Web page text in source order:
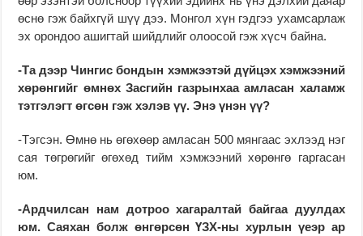
өснө гэж байхгүй шүү дээ. Монгол хүн гэдгээ ухамсарлаж
эх орондоо ашигтай шийдлийг олоосой гэж хүсч байна.
-Та дээр Чингис бондын хэмжээтэй дүйцэх хэмжээний
хөрөнгийг өмнөх Засгийн газрынхаа амласан халамж
тэтгэлэгт өгсөн гэж хэлэв үү. Энэ үнэн үү?
-Тэгсэн. Өмнө нь өгөхөөр амласан 500 мянгаас эхлээд нэг
сая төгрөгийг өгөхөд тийм хэмжээний хөрөнгө гаргасан
юм.
-Ардчилсан нам дотроо хагаралтай байгаа дуулдах
юм. Саяхан болж өнгөрсөн ҮЗХ-ны хурлын үеэр ар